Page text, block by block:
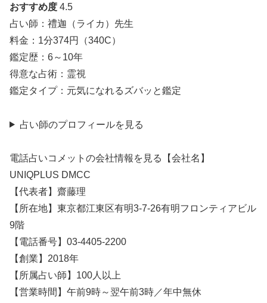
おすすめ度 4.5
占い師：禮迦（ライカ）先生
料金：1分374円（340C）
鑑定歴：6～10年
得意な占術：霊視
鑑定タイプ：元気になれるズバッと鑑定
占い師のプロフィールを見る
電話占いコメットの会社情報を見る【会社名】
UNIQPLUS DMCC
【代表者】齋藤理
【所在地】東京都江東区有明3-7-26有明フロンティアビル
9階
【電話番号】03-4405-2200
【創業】2018年
【所属占い師】100人以上
【営業時間】午前9時～翌午前3時／年中無休